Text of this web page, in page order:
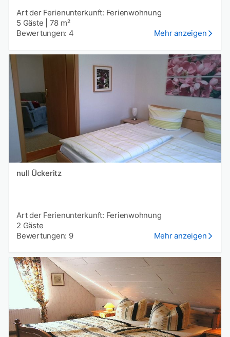
Art der Ferienunterkunft: Ferienwohnung
5 Gäste
78 m²
Bewertungen: 4
Mehr anzeigen
null Ückeritz
Art der Ferienunterkunft: Ferienwohnung
2 Gäste
Bewertungen: 9
Mehr anzeigen